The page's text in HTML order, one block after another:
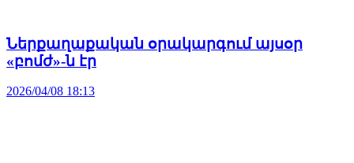
Ներքաղաքական օրակարգում այսօր
«բոմժ»-ն էր
2026/04/08 18:13